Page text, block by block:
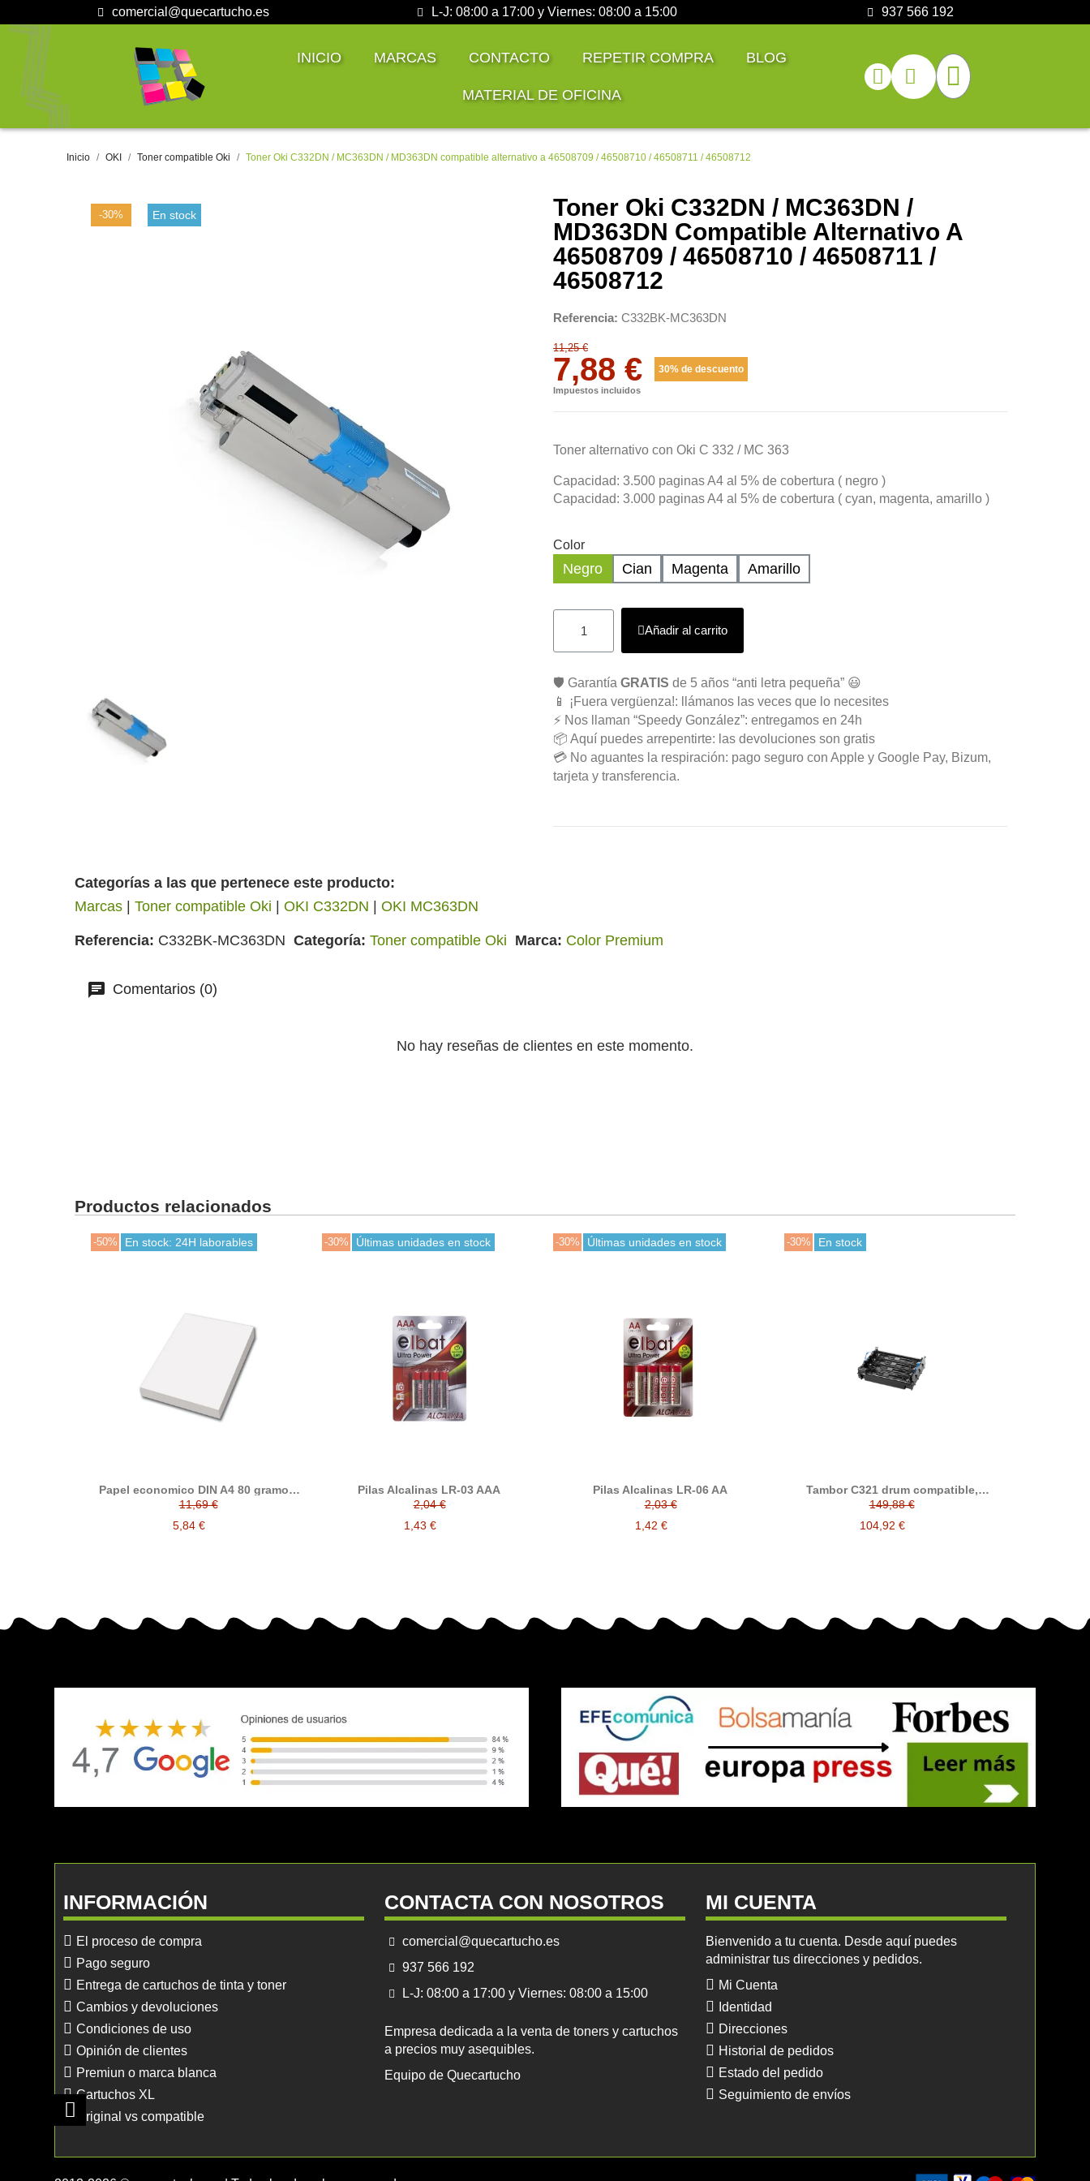
comercial@quecartucho.es L-J: 08:00 a 17:00 y Viernes: 08:00 a 15:00 937 566 192
INICIO MARCAS CONTACTO REPETIR COMPRA BLOG
MATERIAL DE OFICINA
Inicio OKI Toner compatible Oki Toner Oki C332DN / MC363DN / MD363DN compatible alternativo a 46508709 / 46508710 / 46508711 / 46508712
-30% En stock
Toner Oki C332DN / MC363DN /
MD363DN Compatible Alternativo A
46508709 / 46508710 / 46508711 /
46508712
Referencia C332BK-MC363DN
11,25 €
7,88 € 30% de descuento
Impuestos incluidos
Toner alternativo con Oki C 332 / MC 363
Capacidad: 3.500 paginas A4 al 5% de cobertura ( negro )
Capacidad: 3.000 paginas A4 al 5% de cobertura ( cyan, magenta, amarillo )
Color
Negro Cian Magenta Amarillo
Añadir al carrito
🛡️ Garantía GRATIS de 5 años “anti letra pequeña” 😃
📱 ¡Fuera vergüenza!: llámanos las veces que lo necesites
⚡ Nos llaman “Speedy González”: entregamos en 24h
📦 Aquí puedes arrepentirte: las devoluciones son gratis
💳 No aguantes la respiración: pago seguro con Apple y Google Pay, Bizum,
tarjeta y transferencia.
Categorías a las que pertenece este producto:
Marcas
Toner compatible Oki OKI C332DN OKI MC363DN
Referencia C332BK-MC363DN Categoría Toner compatible Oki Marca Color Premium
Comentarios (0)
No hay reseñas de clientes en este momento.
Productos relacionados
-50% En stock: 24H laborables
Papel economico DIN A4 80 gramos,
paquete 500 folios
11,69 €
5,84 €
-30% Últimas unidades en stock
Pilas Alcalinas LR-03 AAA
2,04 €
1,43 €
-30% Últimas unidades en stock
Pilas Alcalinas LR-06 AA
2,03 €
1,42 €
-30% En stock
Tambor C321 drum compatible,
alternativo con OKI 44968301
149,88 €
104,92 €
INFORMACIÓN
El proceso de compra
Pago seguro
Entrega de cartuchos de tinta y toner
Cambios y devoluciones
Condiciones de uso
Opinión de clientes
Premiun o marca blanca
Cartuchos XL
Original vs compatible
CONTACTA CON NOSOTROS
comercial@quecartucho.es
937 566 192
L-J: 08:00 a 17:00 y Viernes: 08:00 a 15:00
Empresa dedicada a la venta de toners y cartuchos
a precios muy asequibles.
Equipo de Quecartucho
MI CUENTA
Bienvenido a tu cuenta. Desde aquí puedes
administrar tus direcciones y pedidos.
Mi Cuenta
Identidad
Direcciones
Historial de pedidos
Estado del pedido
Seguimiento de envíos